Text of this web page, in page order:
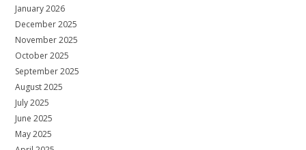
January 2026
December 2025
November 2025
October 2025
September 2025
August 2025
July 2025
June 2025
May 2025